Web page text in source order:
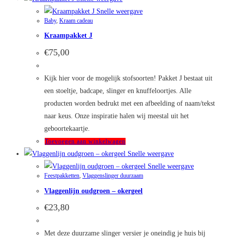
Snelle weergave
Baby, Kraam cadeau
Kraampakket J
€75,00
Kijk hier voor de mogelijk stofsoorten! Pakket J bestaat uit
een stoeltje, badcape, slinger en knuffeloortjes. Alle
producten worden bedrukt met een afbeelding of naam/tekst
naar keus. Onze inspiratie halen wij meestal uit het
geboortekaartje.
Toevoegen aan winkelwagen
Snelle weergave
Snelle weergave
Feestpakketten, Vlaggenslinger duurzaam
Vlaggenlijn oudgroen – okergeel
€23,80
Met deze duurzame slinger versier je oneindig je huis bij